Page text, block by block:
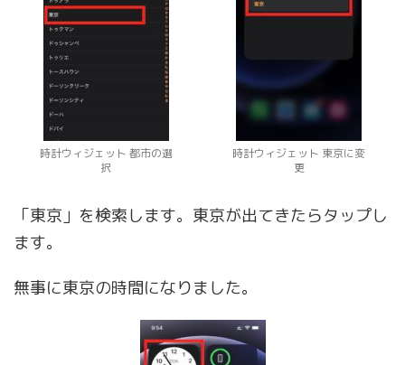
時計ウィジェット 都市の選
択
時計ウィジェット 東京に変
更
「東京」を検索します。東京が出てきたらタップし
ます。
無事に東京の時間になりました。